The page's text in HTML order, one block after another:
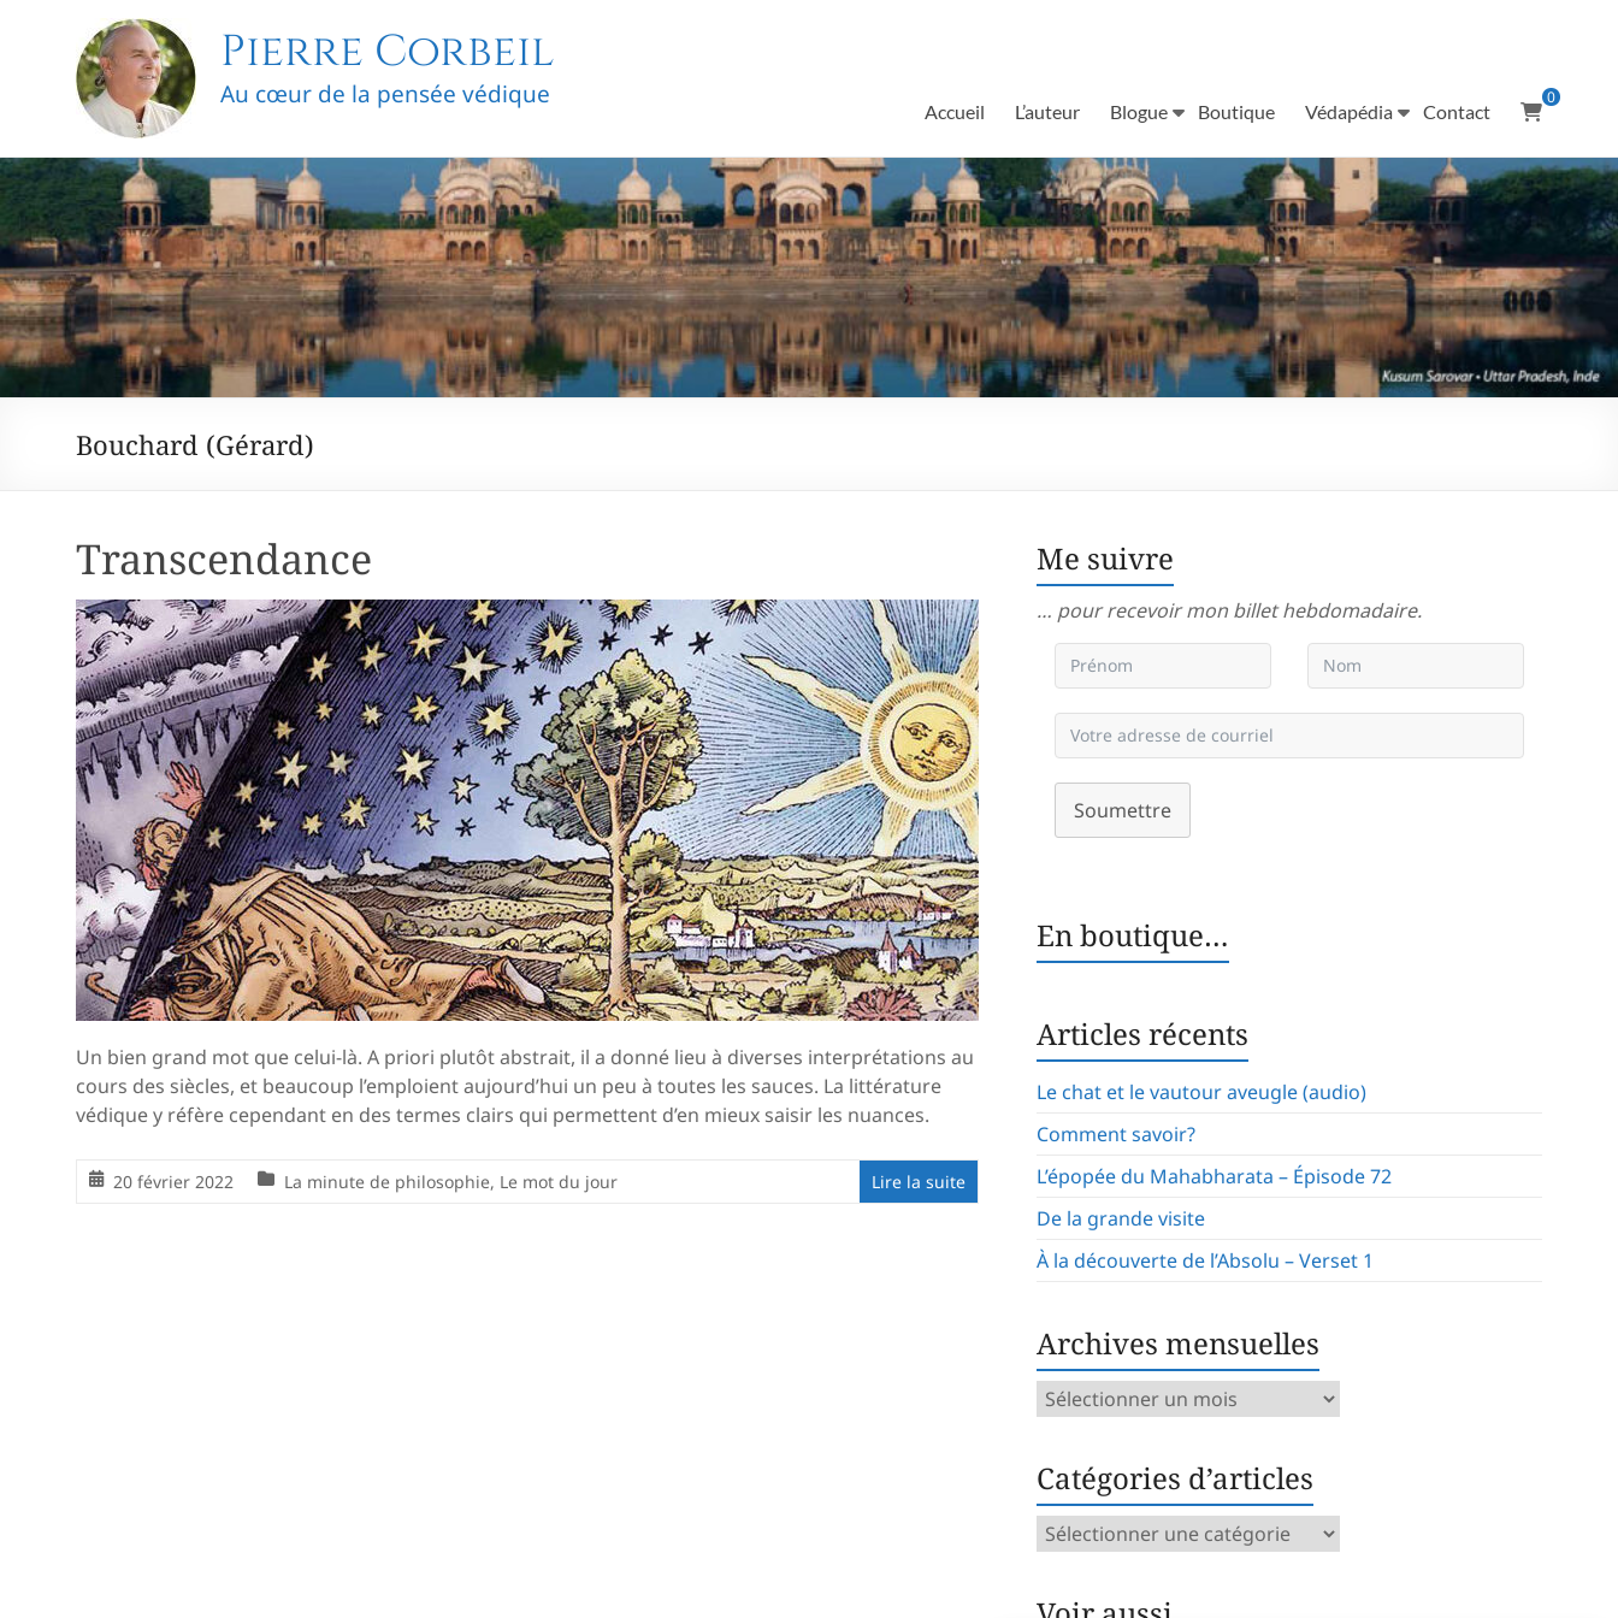
Pierre Corbeil
Au cœur de la pensée védique 0
Accueil L’auteur Blogue Boutique Védapédia Contact
Bouchard (Gérard)
Transcendance
Un bien grand mot que celui-là. A priori plutôt abstrait, il a donné lieu à diverses interprétations au
cours des siècles, et beaucoup l’emploient aujourd’hui un peu à toutes les sauces. La littérature
védique y réfère cependant en des termes clairs qui permettent d’en mieux saisir les nuances.
20 février 2022 La minute de philosophie, Le mot du jour Lire la suite
Me suivre
… pour recevoir mon billet hebdomadaire.
Soumettre
En boutique…
Articles récents
Le chat et le vautour aveugle (audio)
Comment savoir?
L’épopée du Mahabharata – Épisode 72
De la grande visite
À la découverte de l’Absolu – Verset 1
Archives mensuelles
Archives
Catégories d’articles
Catégories